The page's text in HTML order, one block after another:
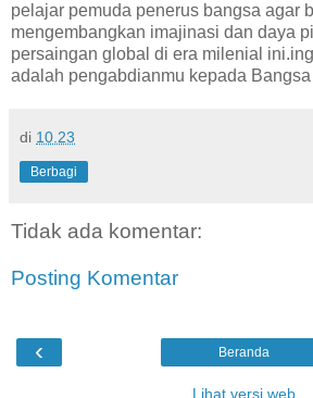
pelajar pemuda penerus bangsa agar
mengembangkan imajinasi dan daya
persaingan global di era milenial
adalah pengabdianmu kepada
di 10.23
Berbagi
Tidak ada komentar:
Posting Komentar
‹ Beranda
Lihat versi web